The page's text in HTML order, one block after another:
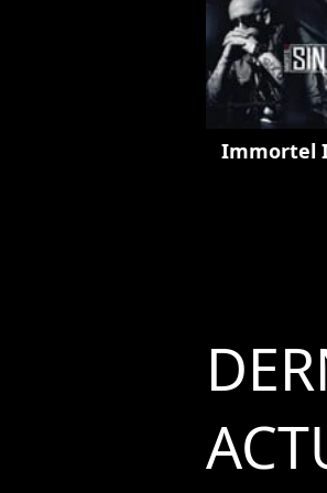
Immortel